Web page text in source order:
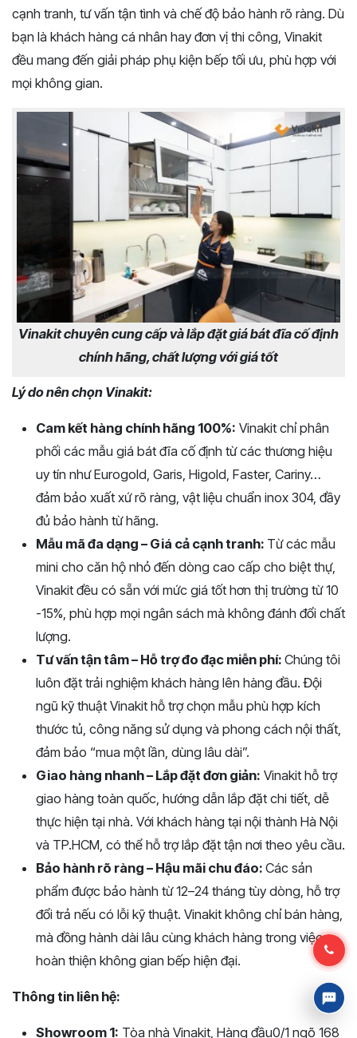
cạnh tranh, tư vấn tận tình và chế độ bảo hành rõ ràng. Dù
bạn là khách hàng cá nhân hay đơn vị thi công, Vinakit
đều mang đến giải pháp phụ kiện bếp tối ưu, phù hợp với
mọi không gian.
Vinakit chuyên cung cấp và lắp đặt giá bát đĩa cố định
chính hãng, chất lượng với giá tốt
Lý do nên chọn Vinakit:
Cam kết hàng chính hãng 100%: Vinakit chỉ phân
phối các mẫu giá bát đĩa cố định từ các thương hiệu
uy tín như Eurogold, Garis, Higold, Faster, Cariny…
đảm bảo xuất xứ rõ ràng, vật liệu chuẩn inox 304, đầy
đủ bảo hành từ hãng.
Mẫu mã đa dạng – Giá cả cạnh tranh: Từ các mẫu
mini cho căn hộ nhỏ đến dòng cao cấp cho biệt thự,
Vinakit đều có sẵn với mức giá tốt hơn thị trường từ 10
-15%, phù hợp mọi ngân sách mà không đánh đổi chất
lượng.
Tư vấn tận tâm – Hỗ trợ đo đạc miễn phí: Chúng tôi
luôn đặt trải nghiệm khách hàng lên hàng đầu. Đội
ngũ kỹ thuật Vinakit hỗ trợ chọn mẫu phù hợp kích
thước tủ, công năng sử dụng và phong cách nội thất,
đảm bảo “mua một lần, dùng lâu dài”.
Giao hàng nhanh – Lắp đặt đơn giản: Vinakit hỗ trợ
giao hàng toàn quốc, hướng dẫn lắp đặt chi tiết, dễ
thực hiện tại nhà. Với khách hàng tại nội thành Hà Nội
và TP.HCM, có thể hỗ trợ lắp đặt tận nơi theo yêu cầu.
Bảo hành rõ ràng – Hậu mãi chu đáo: Các sản
phẩm được bảo hành từ 12–24 tháng tùy dòng, hỗ trợ
đổi trả nếu có lỗi kỹ thuật. Vinakit không chỉ bán hàng,
mà đồng hành dài lâu cùng khách hàng trong việc
hoàn thiện không gian bếp hiện đại.
Thông tin liên hệ:
Showroom 1: Tòa nhà Vinakit, Hàng đầu0/1 ngõ 168